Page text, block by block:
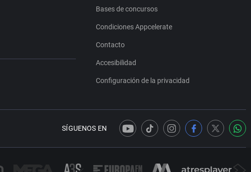
Bases de concursos
Condiciones Appcelerate
Contacto
Accesibilidad
Configuración de la privacidad
SÍGUENOS EN